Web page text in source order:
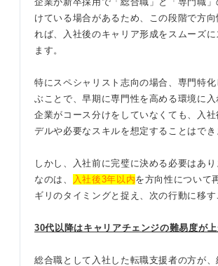
けている場合があるため、この段階で方
れば、入社後のキャリア形成をスムーズに
ます。
特にスペシャリスト志向の場合、専門特
ぶことで、早期に専門性を高める環境に入
企業がコース分けをしていなくても、入
デルや必要なスキルを想定することはでき
しかし、入社前に完璧に決める必要はあ
なのは、
入社後3年以内を方向性について
ギリのタイミングと捉え、次の行動に移す
30代以降はキャリアチェンジの難易度が
総合職として入社した転職支援者の方が